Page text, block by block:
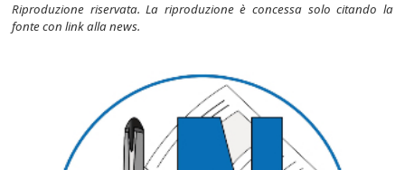
Riproduzione riservata. La riproduzione è concessa solo citando la
fonte con link alla news.